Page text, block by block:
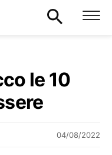
le 10
04/08/2022